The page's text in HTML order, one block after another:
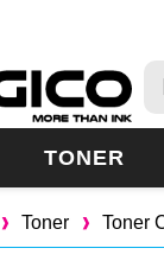
TONER
Toner Toner